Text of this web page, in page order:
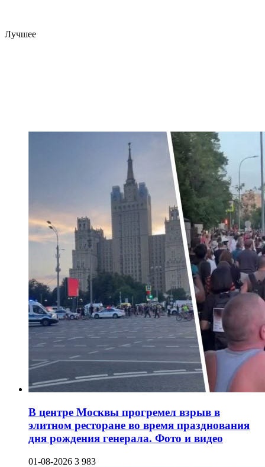
Лучшее
В центре Москвы прогремел взрыв в
элитном ресторане во время празднования
дня рождения генерала. Фото и видео
01-08-2026 3 983